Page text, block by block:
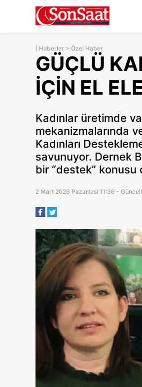
Haberler > Özel Haber
GÜÇLÜ
İÇİN EL
Kadınlar üretimde
mekanizmalarında
Kadınları
savunuyor. Dernek
bir “destek”
2 Mart 2026 Pazartesi 11:36 -